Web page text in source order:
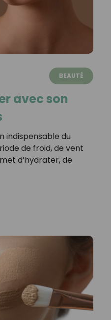
BEAUTÉ
avec son
indispensable du
de froid, de vent
d’hydrater, de